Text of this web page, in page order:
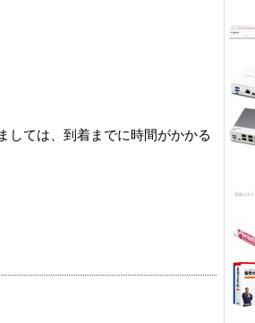
しては、到着までに時間がかかる